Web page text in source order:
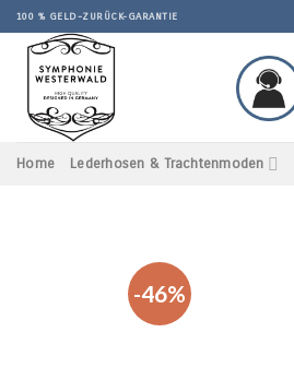
Skip
to
content
100 % GELD-ZURÜCK-GARANTIE
Home Lederhosen & Trachtenmoden
-46%